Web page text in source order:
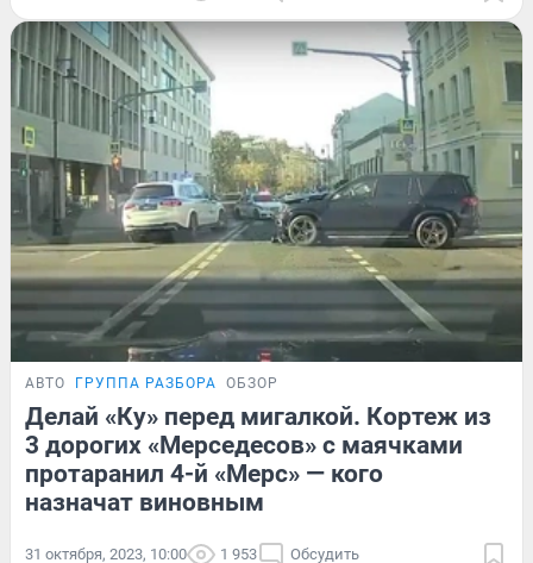
АВТО ГРУППА РАЗБОРА ОБЗОР
Делай «Ку» перед мигалкой. Кортеж из
3 дорогих «Мерседесов» с маячками
протаранил 4-й «Мерс» — кого
назначат виновным
31 октября, 2023, 10:00 1 953 Обсудить